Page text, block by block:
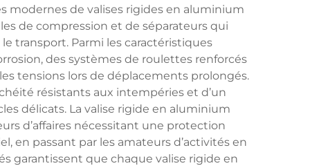
modernes de valises rigides en aluminium
de compression et de séparateurs qui
transport. Parmi les caractéristiques
des systèmes de roulettes renforcés
tensions lors de déplacements prolongés.
résistants aux intempéries et d’un
délicats. La valise rigide en aluminium
d’affaires nécessitant une protection
en passant par les amateurs d’activités en
garantissent que chaque valise rigide en